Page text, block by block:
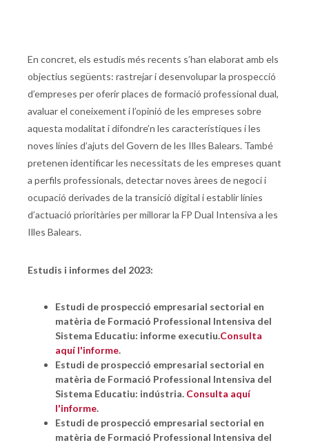
En concret, els estudis més recents s’han elaborat amb els
objectius següents: rastrejar i desenvolupar la prospecció
d’empreses per oferir places de formació professional dual,
avaluar el coneixement i l’opinió de les empreses sobre
aquesta modalitat i difondre’n les característiques i les
noves línies d’ajuts del Govern de les Illes Balears. També
pretenen identificar les necessitats de les empreses quant
a perfils professionals, detectar noves àrees de negoci i
ocupació derivades de la transició digital i establir línies
d’actuació prioritàries per millorar la FP Dual Intensiva a les
Illes Balears.
Estudis i informes del 2023:
Estudi de prospecció empresarial sectorial en
matèria de Formació Professional Intensiva del
Sistema Educatiu: informe executiu.Consulta
aquí l'informe.
Estudi de prospecció empresarial sectorial en
matèria de Formació Professional Intensiva del
Sistema Educatiu: indústria. Consulta aquí
l'informe.
Estudi de prospecció empresarial sectorial en
matèria de Formació Professional Intensiva del